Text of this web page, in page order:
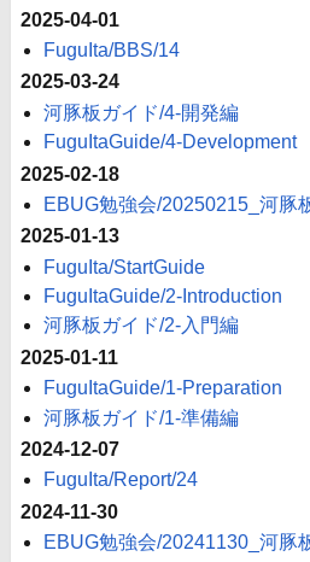
2025-04-01
FuguIta/BBS/14
2025-03-24
河豚板ガイド/4-開発編
FuguItaGuide/4-Development
2025-02-18
EBUG勉強会/20250215_河豚
2025-01-13
FuguIta/StartGuide
FuguItaGuide/2-Introduction
河豚板ガイド/2-入門編
2025-01-11
FuguItaGuide/1-Preparation
河豚板ガイド/1-準備編
2024-12-07
FuguIta/Report/24
2024-11-30
EBUG勉強会/20241130_河豚